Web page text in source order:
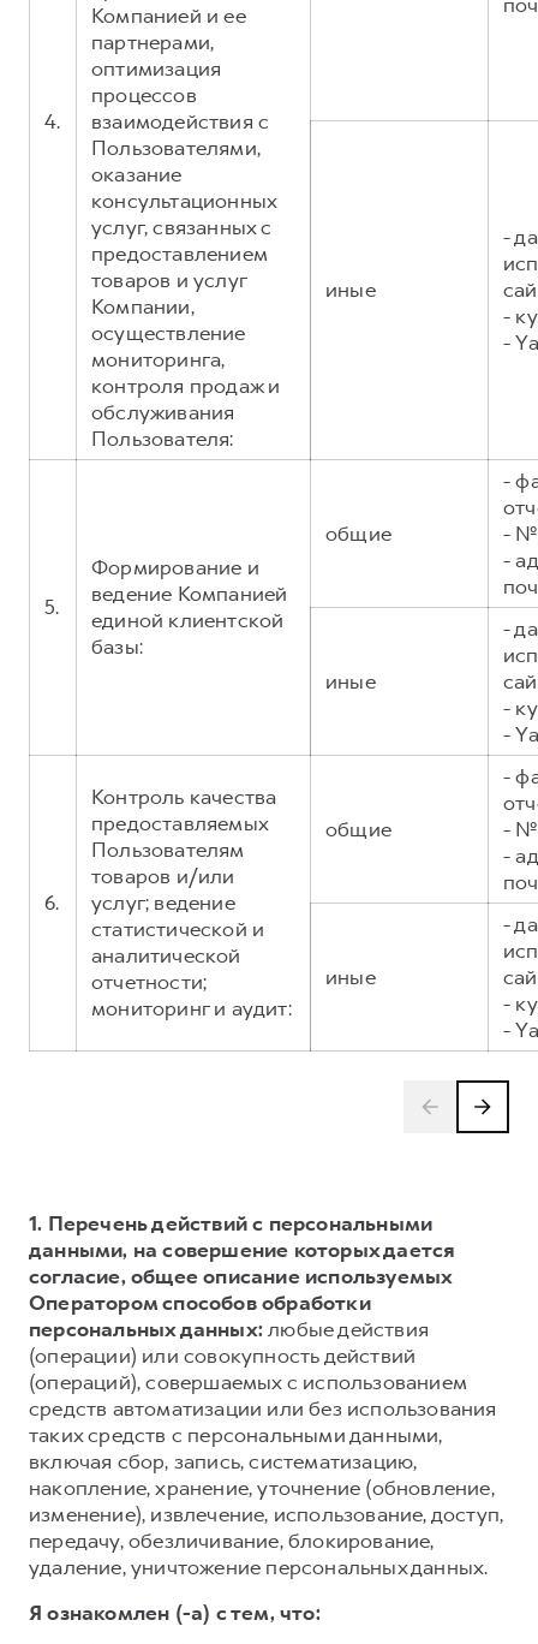
4.
Компанией и ее
партнерами,
оптимизация
процессов
взаимодействия с
Пользователями,
оказание
консультационных
услуг, связанных с
предоставлением
товаров и услуг
Компании,
осуществление
мониторинга,
контроля продаж и
обслуживания
Пользователя:
иные
-
-
-
5.
Формирование и
ведение Компанией
единой клиентской
базы:
общие
-
- №
-
иные
-
-
-
6.
Контроль качества
предоставляемых
Пользователям
товаров и/или
услуг; ведение
статистической и
аналитической
отчетности;
мониторинг и аудит:
общие
-
- №
-
иные
-
-
-
1. Перечень действий с персональными
данными, на совершение которых дается
согласие, общее описание используемых
Оператором способов обработки
персональных данных:любые действия
(операции) или совокупность действий
(операций), совершаемых с использованием
средств автоматизации или без использования
таких средств с персональными данными,
включая сбор, запись, систематизацию,
накопление, хранение, уточнение (обновление,
изменение), извлечение, использование, доступ,
передачу, обезличивание, блокирование,
удаление, уничтожение персональных данных.
Я ознакомлен (-а) с тем, что: